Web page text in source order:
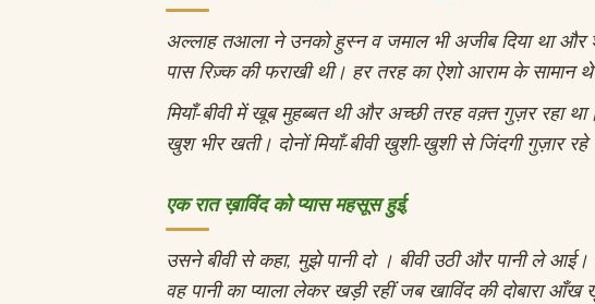
अल्लाह तआला ने उनको हुस्न व जमाल भी अजीब दिया था और
पास रिज़्क की फराखी थी। हर तरह का ऐशो आराम के सामान
मियाँ-बीवी में खूब मुहब्बत थी और अच्छी तरह वक़्त गुज़र रहा
खुश भीर खती। दोनों मियाँ-बीवी खुशी-खुशी से जिंदगी गुज़ार
एक रात ख़ाविंद को प्यास महसूस हुई,
उसने बीवी से कहा, मुझे पानी दो । बीवी उठी और पानी ले
वह पानी का प्याला लेकर खड़ी रहीं जब खाविंद की दोबारा